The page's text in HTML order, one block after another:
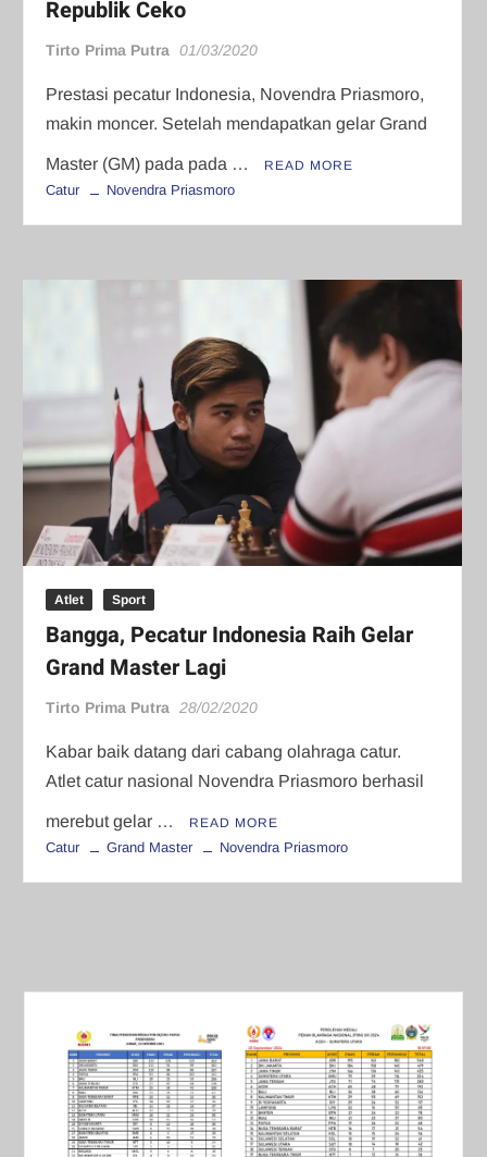
Republik Ceko
Tirto Prima Putra 01/03/2020
Prestasi pecatur Indonesia, Novendra Priasmoro,
makin moncer. Setelah mendapatkan gelar Grand
Master (GM) pada pada … READ MORE
Catur Novendra Priasmoro
Atlet Sport
Bangga, Pecatur Indonesia Raih Gelar
Grand Master Lagi
Tirto Prima Putra 28/02/2020
Kabar baik datang dari cabang olahraga catur.
Atlet catur nasional Novendra Priasmoro berhasil
merebut gelar … READ MORE
Catur Grand Master Novendra Priasmoro